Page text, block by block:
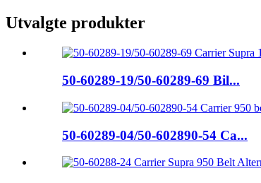
Utvalgte produkter
50-60289-19/50-60289-69 Bil...
50-60289-04/50-602890-54 Ca...